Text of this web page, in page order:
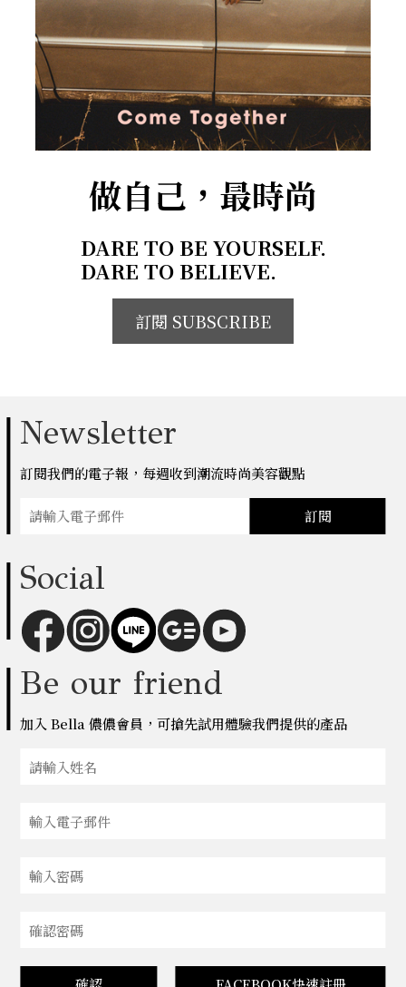
做自己，最時尚
DARE TO BE YOURSELF.
DARE TO BELIEVE.
訂閱 SUBSCRIBE
Newsletter
訂閱我們的電子報，每週收到潮流時尚美容觀點
訂閱
Social
Be our friend
加入 Bella 儂儂會員，可搶先試用體驗我們提供的產品